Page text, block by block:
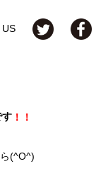
US
す ！！
(^O^)